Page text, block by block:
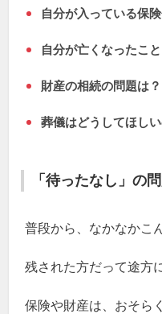
自分が入っている保
自分が亡くなったこ
財産の相続の問題は？
葬儀はどうしてほしい
「待ったなし」の
普段から、なかなかこ
残された方だって途方
保険や財産は、おそら